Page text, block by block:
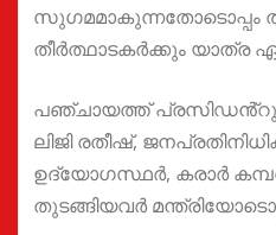
സുഗമമാകുന്നതോടൊപ്പം
തീർത്ഥാടകർക്കും യാത്ര
പഞ്ചായത്ത്
ലിജി രതീഷ്,
ഉദ്യോഗസ്ഥർ, കരാർ
തുടങ്ങിയവർ